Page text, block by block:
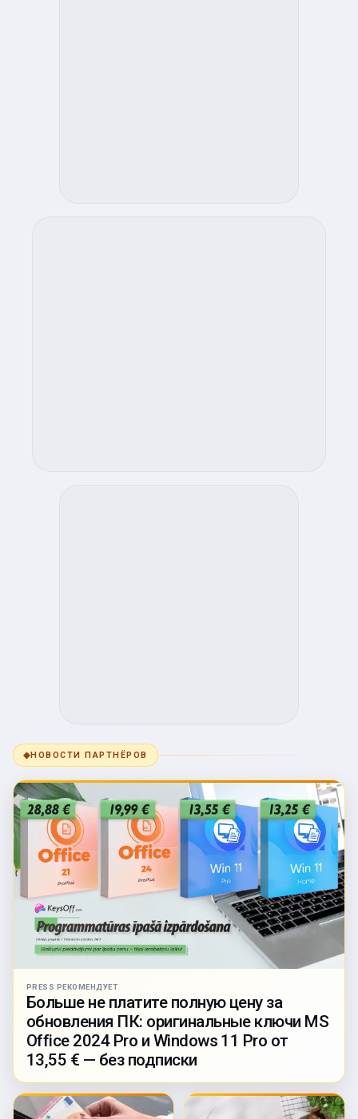
◆НОВОСТИ ПАРТНЁРОВ
PRESS РЕКОМЕНДУЕТ
Больше не платите полную цену за
обновления ПК: оригинальные ключи MS
Office 2024 Pro и Windows 11 Pro от
13,55 € — без подписки